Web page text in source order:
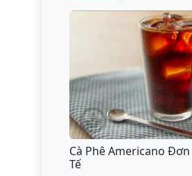
Cà Phê Americano
Tế